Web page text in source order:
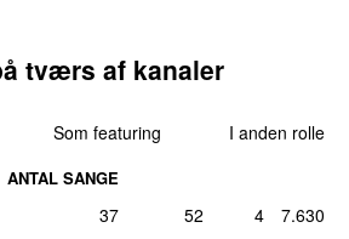
tværs af kanaler
Som featuring I anden rolle
ANTAL SANGE
37 52 4
7.630